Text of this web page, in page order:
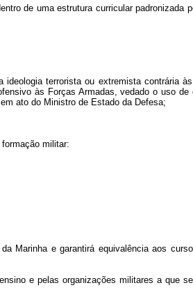
de uma estrutura curricular padronizada
terrorista ou extremista contrária
às Forças Armadas, vedado o uso de
ato do Ministro de Estado da Defesa;
militar:
Marinha e garantirá equivalência aos
e pelas organizações militares a que